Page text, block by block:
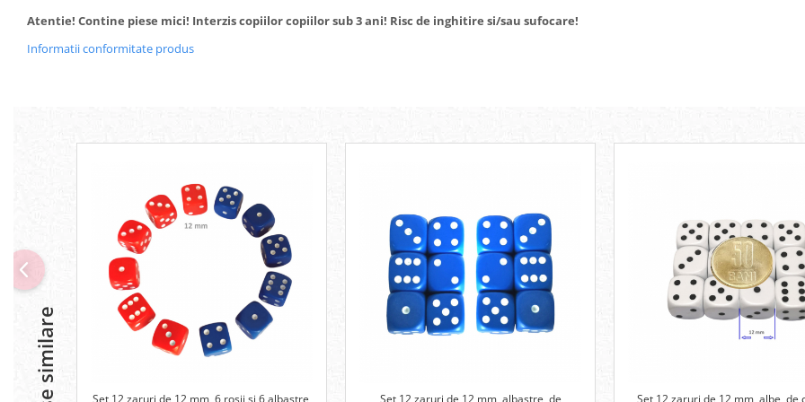
Atentie! Contine piese mici! Interzis copiilor copiilor sub 3 ani! Risc de inghitire si/sau sufocare!
Informatii conformitate produs
Set 12 zaruri de 12 mm, 6 rosii si 6 albastre, Set 12 zaruri de 12 mm, albastre, de Set 12 zaruri de 12 mm, albe, de